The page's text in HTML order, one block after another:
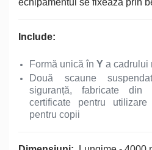
echipamentul se fixează prin
Include:
Formă unică în Y a cadrului
Două scaune
siguranță, fabricate din
certificate pentru
pentru copii